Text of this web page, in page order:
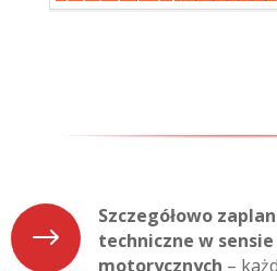
$
Szczegółowo
techniczne w
motorycznych –